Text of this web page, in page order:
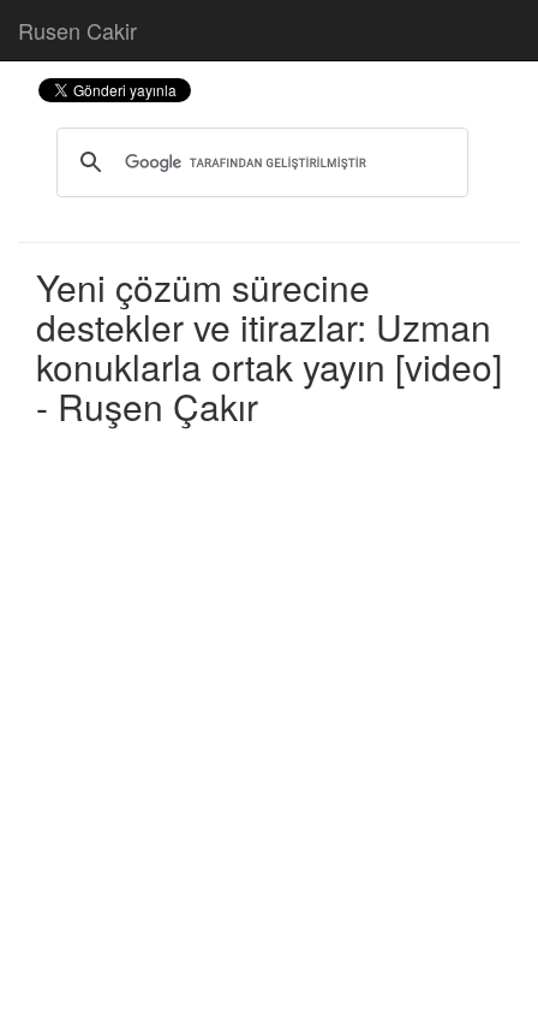
Rusen Cakir
Yeni çözüm sürecine
destekler ve itirazlar: Uzman
konuklarla ortak yayın [video]
- Ruşen Çakır